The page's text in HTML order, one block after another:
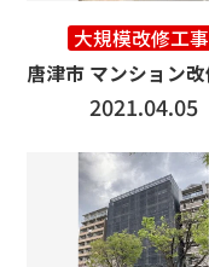
大規模改修工事
2021.04.05